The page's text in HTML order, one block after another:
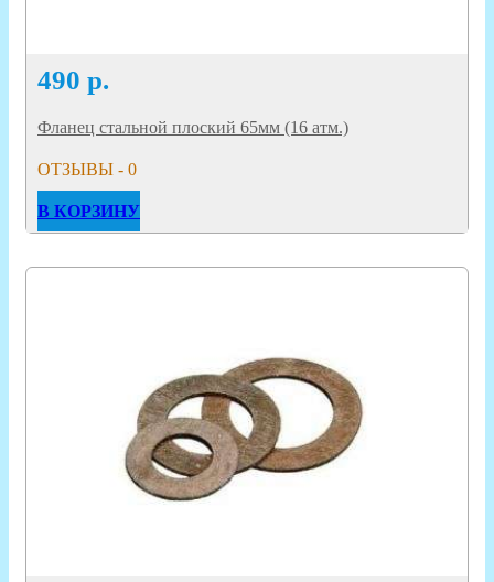
490 р.
Фланец стальной плоский 65мм (16 атм.)
ОТЗЫВЫ - 0
В КОРЗИНУ